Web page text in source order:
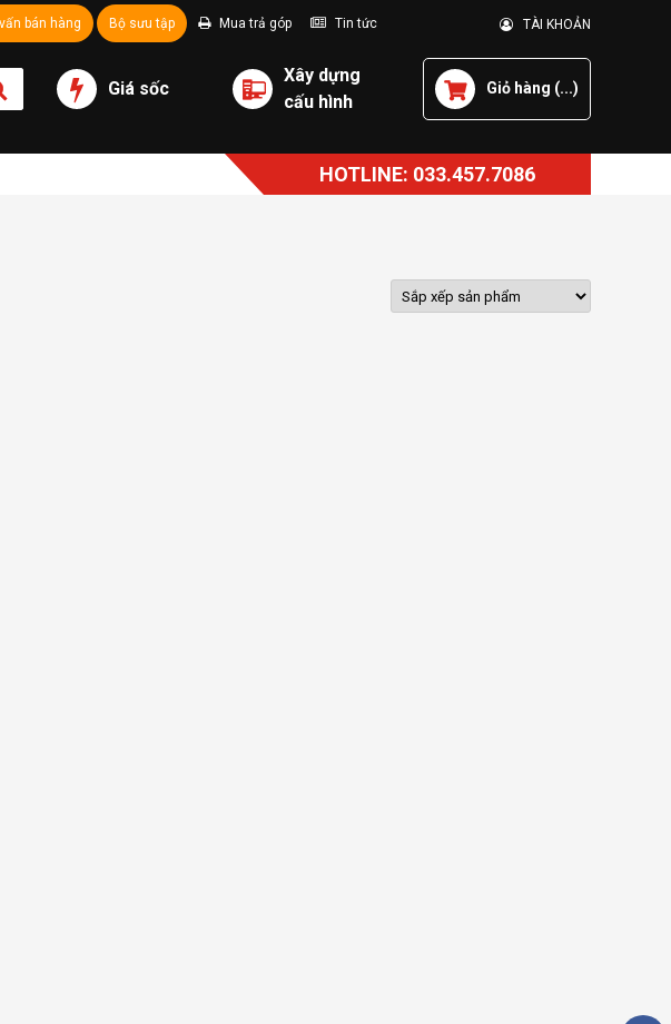
bán hàng Bộ sưu tập Mua trả góp Tin tức TÀI KHOẢN
Giá sốc
Xây dựng
cấu hình
Giỏ hàng (...)
HOTLINE: 033.457.7086